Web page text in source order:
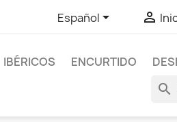
Español 
IBÉRICOS ENCURTIDO
search